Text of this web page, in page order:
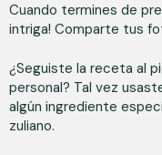
Cuando termines de
intriga! Comparte tus
¿Seguiste la receta al
personal? Tal vez
algún ingrediente
zuliano.